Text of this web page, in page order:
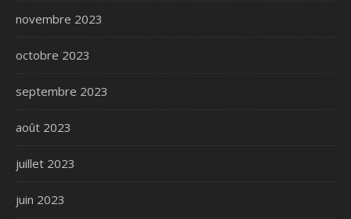
novembre 2023
octobre 2023
septembre 2023
août 2023
juillet 2023
juin 2023